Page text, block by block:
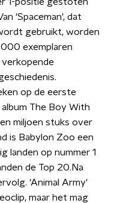
'Spaceman', dat
gebruikt, worden
exemplaren
op de eerste
The Boy With
miljoen stuks over
is Babylon Zoo een
landen op nummer 1
de Top 20.Na
'Animal Army'
maar het mag